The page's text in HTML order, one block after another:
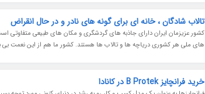
تالاب شادگان ، خانه ای برای گونه های نادر و در حال انقراض
کشور عزیزمان ایران دارای جاذبه های گردشگری و مکان های طبیعی متفاوتی
های ملی هر کشوری دریاچه ها و تالاب ها هستند. کشور ما هم از این نعمت بی
خرید فرانچایز B Protek در کانادا